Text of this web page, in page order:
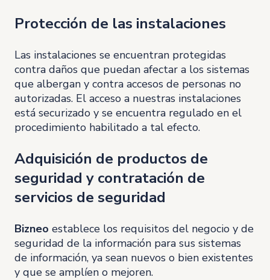
Protección de las instalaciones
Las instalaciones se encuentran protegidas
contra daños que puedan afectar a los sistemas
que albergan y contra accesos de personas no
autorizadas. El acceso a nuestras instalaciones
está securizado y se encuentra regulado en el
procedimiento habilitado a tal efecto.
Adquisición de productos de
seguridad y contratación de
servicios de seguridad
Bizneo establece los requisitos del negocio y de
seguridad de la información para sus sistemas
de información, ya sean nuevos o bien existentes
y que se amplíen o mejoren.